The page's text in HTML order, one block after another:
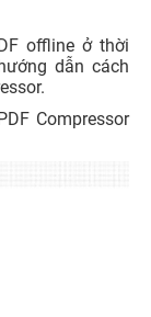
offline ở thời
dẫn cách
Compressor